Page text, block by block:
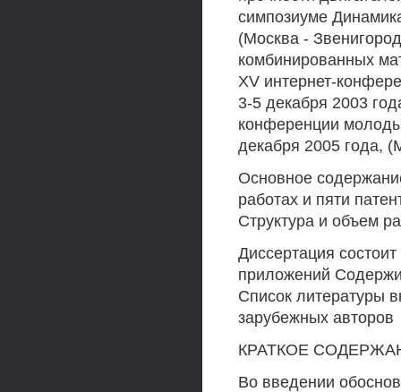
симпозиуме
(Москва -
комбинированных
XV интернет-
3-5 декабря 2003
конференции
декабря 2005 года,
Основное
работах и пяти
Структура и объем
Диссертация
приложений
Список литературы
зарубежных авторов
КРАТКОЕ
Во введении